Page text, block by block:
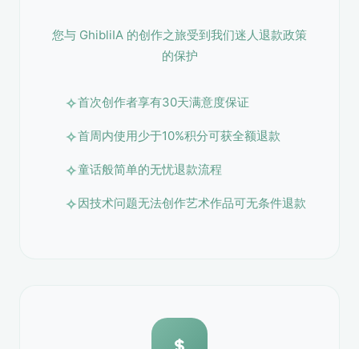
您与 GhibliIA 的创作之旅受到我们迷人退款政策
的保护
首次创作者享有30天满意度保证
首周内使用少于10%积分可获全额退款
童话般简单的无忧退款流程
因技术问题无法创作艺术作品可无条件退款